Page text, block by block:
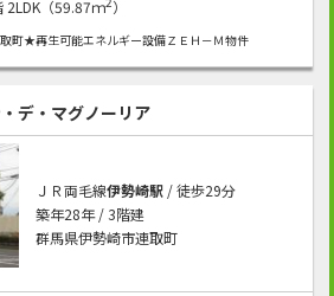
2LDK（59.87ｍ ）
町★再生可能エネルギー設備ＺＥＨ－Ｍ物件
デ・マグノーリア
ＪＲ両毛線伊勢崎駅/ 徒歩29分
築年28年 / 3階建
群馬県伊勢崎市連取町